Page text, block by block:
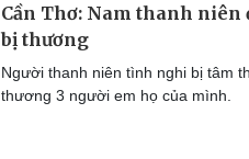
Cần Thơ: Nam thanh niên
bị thương
Người thanh niên tình nghi bị tâm
thương 3 người em họ của mình.